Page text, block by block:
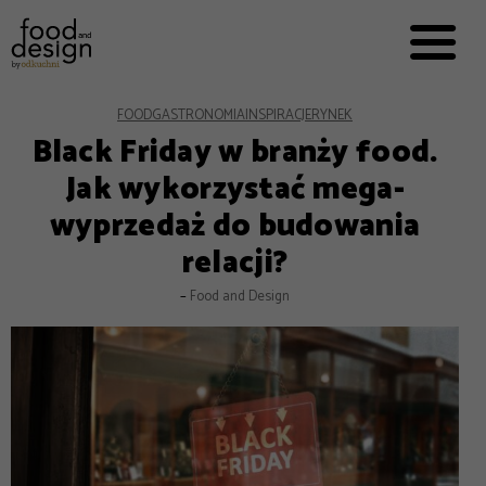


EKSPERCI
FOOD WORKING
E-BOOKI
O NAS
REKLAMA
FOODGASTRONOMIAINSPIRACJERYNEK
Black Friday w branży food.
Jak wykorzystać mega-
wyprzedaż do budowania
relacji?
– Food and Design